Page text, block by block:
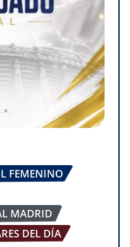
FEMENINO
MADRID
DEL DÍA